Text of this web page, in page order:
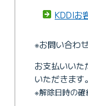
KDDIお
※お問い合わ
お支払いいた
いただきます。
※解除日時の確